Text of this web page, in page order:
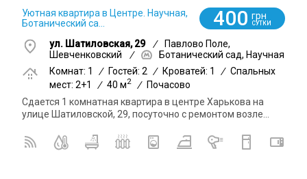
Уютная квартира в Центре. Научная,
Ботанический са...
400 грн
СУТКИ
ул. Шатиловская, 29 /
Павлово Поле,
Шевченковский
/
Ботанический сад, Научная
Комнат: 1
/ Гостей: 2 / Кроватей: 1 / Спальных
мест: 2+1
/ 40 м2 /
Почасово
Сдается 1 комнатная квартира в центре Харькова на
улице Шатиловской, 29, посуточно с ремонтом возле...